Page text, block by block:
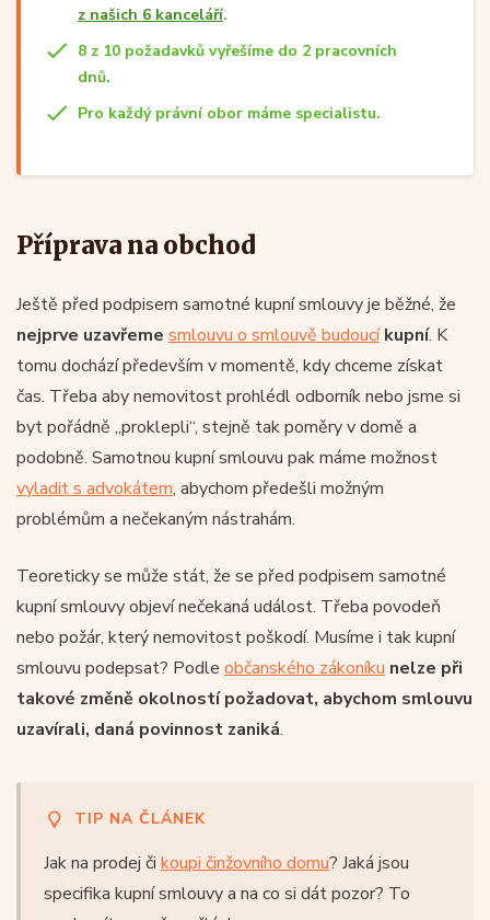
z našich 6 kanceláří.
8 z 10 požadavků vyřešíme do 2 pracovních
dnů.
Pro každý právní obor máme specialistu.
Příprava na obchod
Ještě před podpisem samotné kupní smlouvy je běžné, že
nejprve uzavřeme smlouvu o smlouvě budoucíkupní. K
tomu dochází především v momentě, kdy chceme získat
čas. Třeba aby nemovitost prohlédl odborník nebo jsme si
byt pořádně „proklepli“, stejně tak poměry v domě a
podobně. Samotnou kupní smlouvu pak máme možnost
vyladit s advokátem, abychom předešli možným
problémům a nečekaným nástrahám.
Teoreticky se může stát, že se před podpisem samotné
kupní smlouvy objeví nečekaná událost. Třeba povodeň
nebo požár, který nemovitost poškodí. Musíme i tak kupní
smlouvu podepsat? Podle občanského zákoníku nelze při
takové změně okolností požadovat, abychom smlouvu
uzavírali, daná povinnost zaniká.
TIP NA ČLÁNEK
Jak na prodej či koupi činžovního domu? Jaká jsou
specifika kupní smlouvy a na co si dát pozor? To